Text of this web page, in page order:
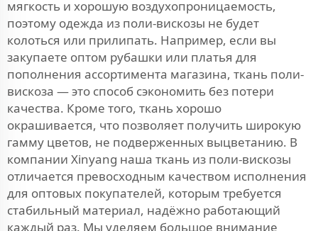
мягкость и хорошую воздухопроницаемость,
поэтому одежда из поли-вискозы не будет
колоться или прилипать. Например, если вы
закупаете оптом рубашки или платья для
пополнения ассортимента магазина, ткань поли-
вискоза — это способ сэкономить без потери
качества. Кроме того, ткань хорошо
окрашивается, что позволяет получить широкую
гамму цветов, не подверженных выцветанию. В
компании Xinyang наша ткань из поли-вискозы
отличается превосходным качеством исполнения
для оптовых покупателей, которым требуется
стабильный материал, надёжно работающий
каждый раз. Мы уделяем большое внимание